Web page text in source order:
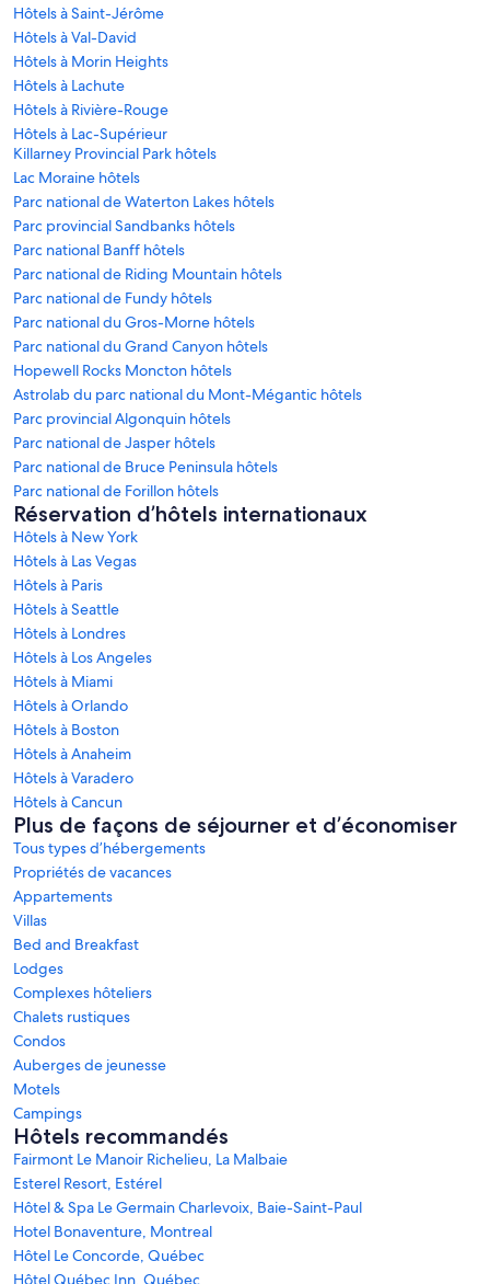
Hôtels à Saint-Jérôme
Hôtels à Val-David
Hôtels à Morin Heights
Hôtels à Lachute
Hôtels à Rivière-Rouge
Hôtels à Lac-Supérieur
Killarney Provincial Park hôtels
Lac Moraine hôtels
Parc national de Waterton Lakes hôtels
Parc provincial Sandbanks hôtels
Parc national Banff hôtels
Parc national de Riding Mountain hôtels
Parc national de Fundy hôtels
Parc national du Gros-Morne hôtels
Parc national du Grand Canyon hôtels
Hopewell Rocks Moncton hôtels
Astrolab du parc national du Mont-Mégantic hôtels
Parc provincial Algonquin hôtels
Parc national de Jasper hôtels
Parc national de Bruce Peninsula hôtels
Parc national de Forillon hôtels
Réservation d’hôtels internationaux
Hôtels à New York
Hôtels à Las Vegas
Hôtels à Paris
Hôtels à Seattle
Hôtels à Londres
Hôtels à Los Angeles
Hôtels à Miami
Hôtels à Orlando
Hôtels à Boston
Hôtels à Anaheim
Hôtels à Varadero
Hôtels à Cancun
Plus de façons de séjourner et d’économiser
Tous types d’hébergements
Propriétés de vacances
Appartements
Villas
Bed and Breakfast
Lodges
Complexes hôteliers
Chalets rustiques
Condos
Auberges de jeunesse
Motels
Campings
Hôtels recommandés
Fairmont Le Manoir Richelieu, La Malbaie
Esterel Resort, Estérel
Hôtel & Spa Le Germain Charlevoix, Baie-Saint-Paul
Hotel Bonaventure, Montreal
Hôtel Le Concorde, Québec
Hôtel Québec Inn, Québec